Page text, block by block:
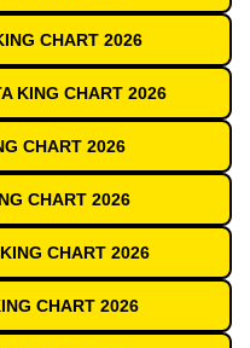
CHART 2026
KING CHART 2026
CHART 2026
CHART 2026
CHART 2026
CHART 2026